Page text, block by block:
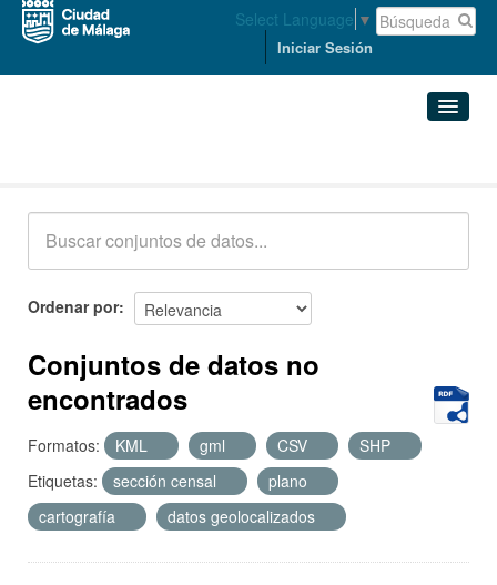
Select Language ▼
Iniciar Sesión
Acerca de
Ordenar por
Conjuntos de datos no
encontrados
Formatos: KML gml CSV
SHP
Etiquetas:
sección censal
plano
cartografía
datos geolocalizados